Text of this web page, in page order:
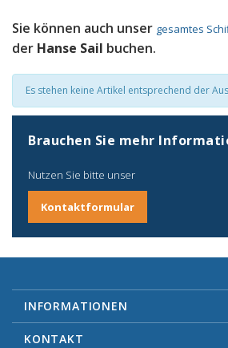
Sie können auch unser gesamtes
der Hanse Sail buchen.
Es stehen keine Artikel entsprechend der
Brauchen Sie mehr
Nutzen Sie bitte unser
Kontaktformular
INFORMATIONEN
KONTAKT